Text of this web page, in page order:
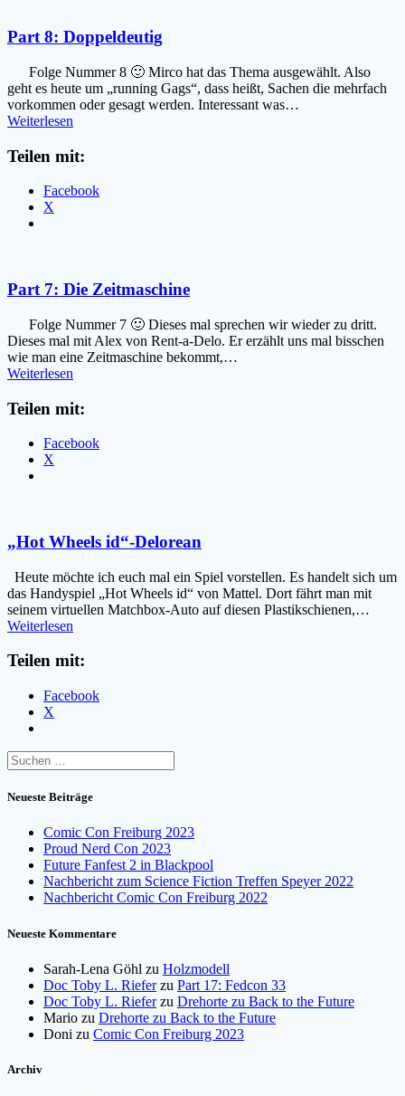
Part 8: Doppeldeutig
Folge Nummer 8 🙂 Mirco hat das Thema ausgewählt. Also
geht es heute um „running Gags“, dass heißt, Sachen die mehrfach
vorkommen oder gesagt werden. Interessant was…
Weiterlesen
Teilen mit:
Facebook
X
Part 7: Die Zeitmaschine
Folge Nummer 7 🙂 Dieses mal sprechen wir wieder zu dritt.
Dieses mal mit Alex von Rent-a-Delo. Er erzählt uns mal bisschen
wie man eine Zeitmaschine bekommt,…
Weiterlesen
Teilen mit:
Facebook
X
„Hot Wheels id“-Delorean
Heute möchte ich euch mal ein Spiel vorstellen. Es handelt sich um
das Handyspiel „Hot Wheels id“ von Mattel. Dort fährt man mit
seinem virtuellen Matchbox-Auto auf diesen Plastikschienen,…
Weiterlesen
Teilen mit:
Facebook
X
Suchen
nach:
Neueste Beiträge
Comic Con Freiburg 2023
Proud Nerd Con 2023
Future Fanfest 2 in Blackpool
Nachbericht zum Science Fiction Treffen Speyer 2022
Nachbericht Comic Con Freiburg 2022
Neueste Kommentare
Sarah-Lena Göhl zu Holzmodell
Doc Toby L. Rieferzu Part 17: Fedcon 33
Doc Toby L. Rieferzu Drehorte zu Back to the Future
Mario zu Drehorte zu Back to the Future
Doni zu Comic Con Freiburg 2023
Archiv